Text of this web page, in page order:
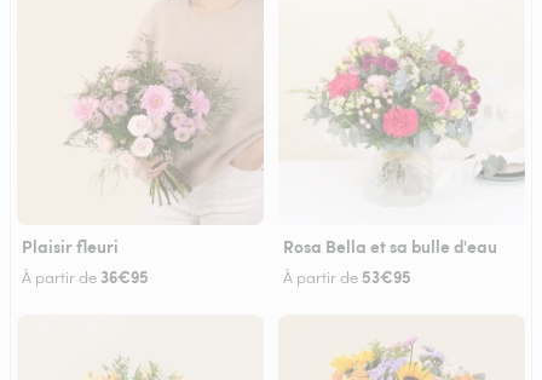
Plaisir fleuri
À partir de 36€95
Rosa Bella et sa bulle d'eau
À partir de 53€95